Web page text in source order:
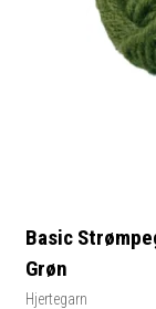
Basic
Grøn
Hjertegarn